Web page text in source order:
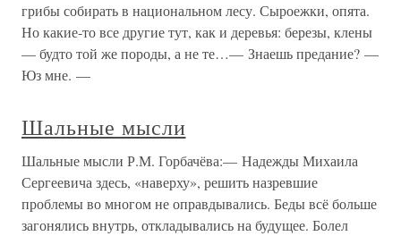
грибы собирать в национальном лесу. Сыроежки, опята.
Но какие-то все другие тут, как и деревья: березы, клены
— будто той же породы, а не те…— Знаешь предание? —
Юз мне. —
Шальные мысли
Шальные мысли Р.М. Горбачёва:— Надежды Михаила
Сергеевича здесь, «наверху», решить назревшие
проблемы во многом не оправдывались. Беды всё больше
загонялись внутрь, откладывались на будущее. Болел